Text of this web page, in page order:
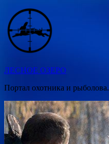
Перейти
содержимому
ЛЕСНОЕ ОЗЕРО
Портал охотника и рыболова.